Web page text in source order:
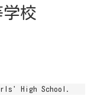
校
High School.